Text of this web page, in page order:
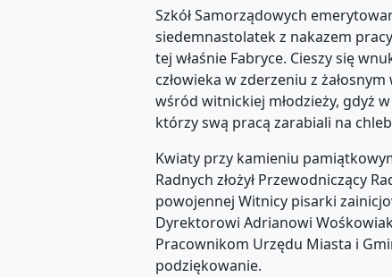
Szkół Samorządowych
siedemnastolatek z nakazem
tej właśnie Fabryce. Cieszy się
człowieka w zderzeniu z
wśród witnickiej młodzieży, gdyż
którzy swą pracą zarabiali na
Kwiaty przy kamieniu
Radnych złożył Przewodniczący
powojennej Witnicy pisarki
Dyrektorowi Adrianowi
Pracownikom Urzędu Miasta i
podziękowanie.